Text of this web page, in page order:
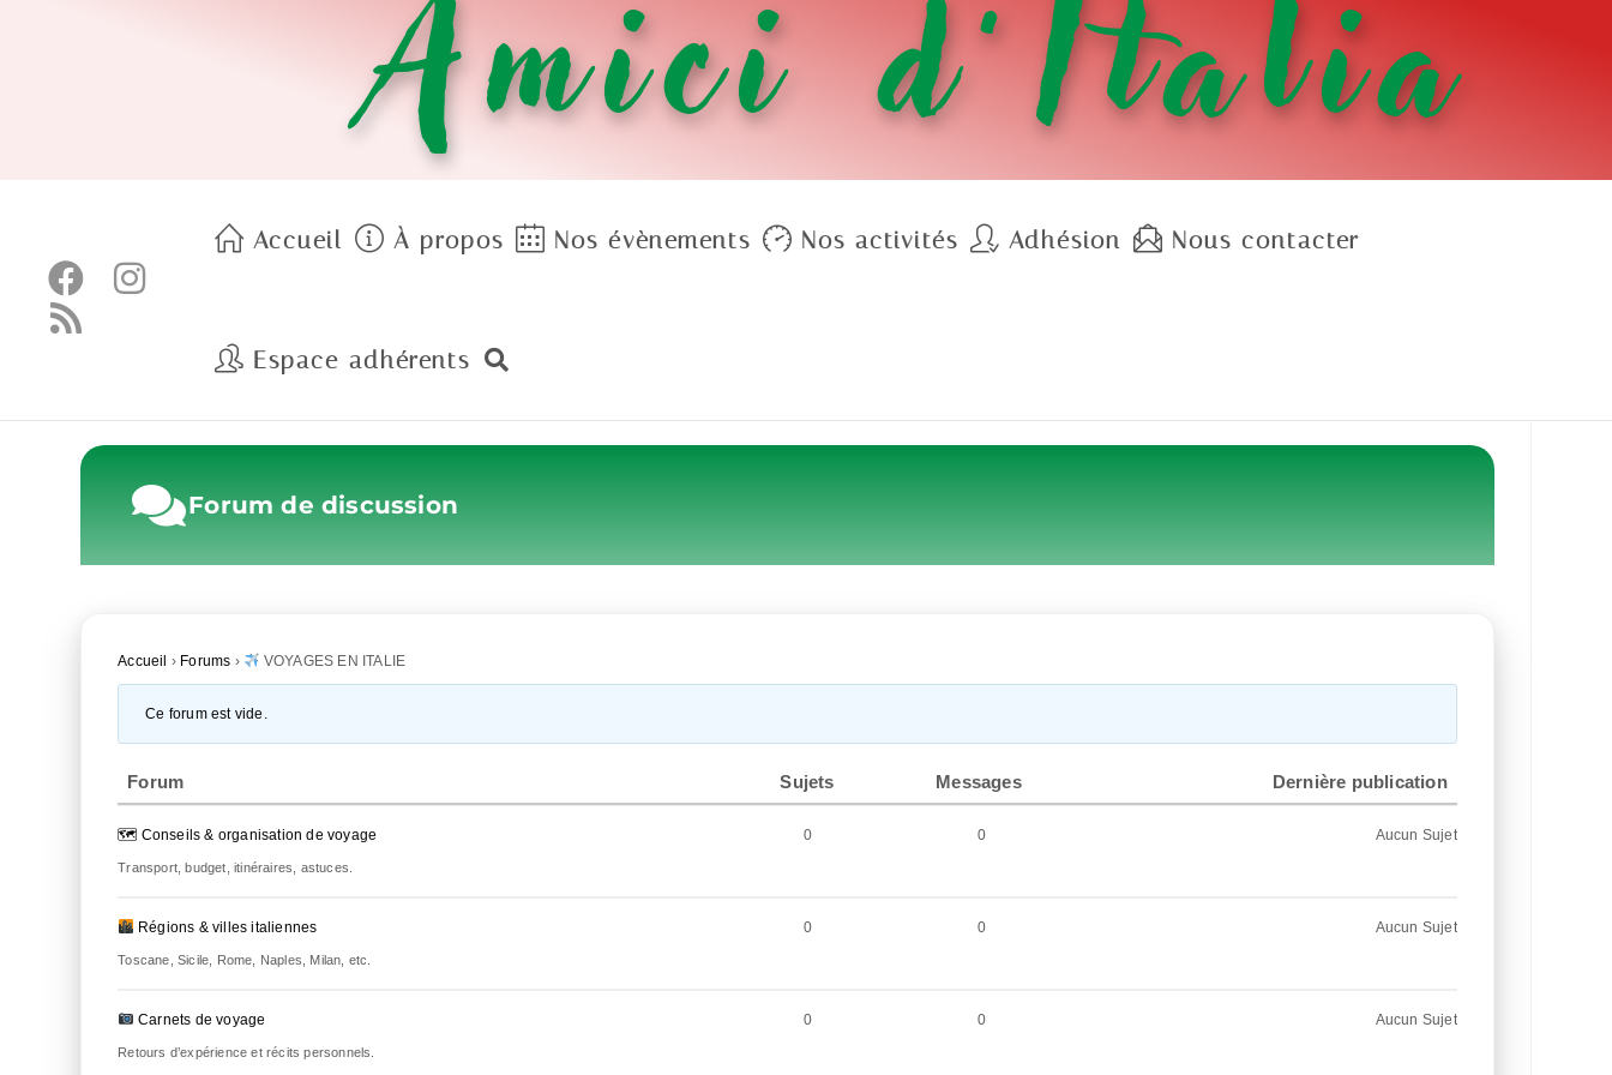
Amici d’Italia
Accueil À propos Nos évènements Nos activités Adhésion Nous contacter
Espace adhérents
Forum de discussion
Accueil › Forums › VOYAGES EN ITALIE
Ce forum est vide.
Forum Sujets Messages Dernière publication
🗺 Conseils & organisation de voyage
Transport, budget, itinéraires, astuces.
0 0 Aucun Sujet
Régions & villes italiennes
Toscane, Sicile, Rome, Naples, Milan, etc.
0 0 Aucun Sujet
Carnets de voyage
Retours d’expérience et récits personnels.
0 0 Aucun Sujet